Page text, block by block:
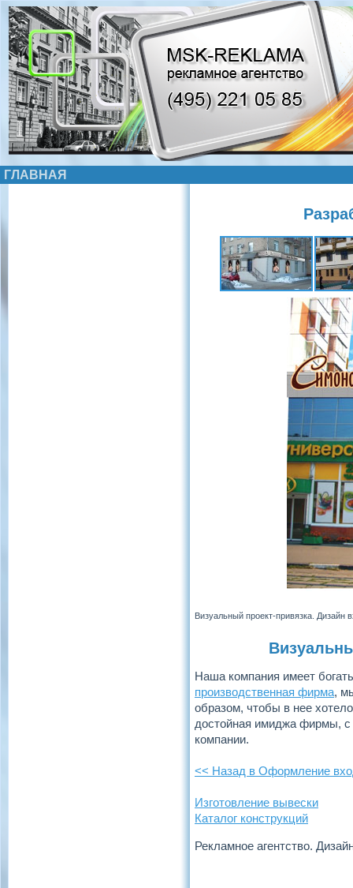
ГЛАВНАЯ
Визуальный проект-привязка. Дизайн
Наша компания имеет
производственная фирма,
образом, чтобы в нее
достойная имиджа фирмы, с
компании.
<< Назад в Оформление
Изготовление вывески
Каталог конструкций
Рекламное агентство.